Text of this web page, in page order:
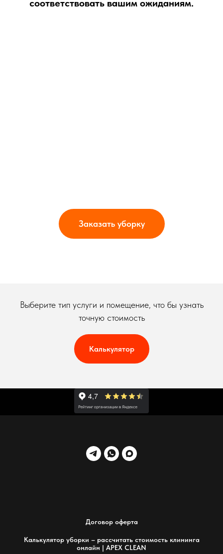
соответствовать вашим ожиданиям.
Заказать уборку
Выберите тип услуги и помещение, что бы узнать
точную стоимость
Калькулятор
Договор оферта
Калькулятор уборки – рассчитать стоимость клининга
онлайн | APEX CLEAN